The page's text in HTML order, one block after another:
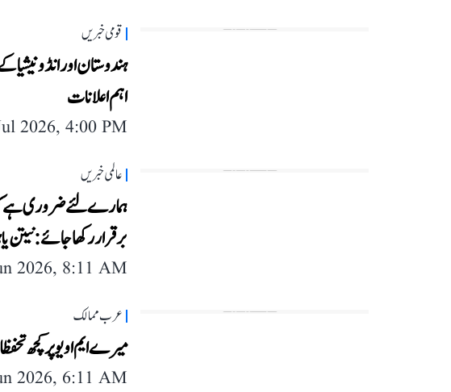
قومی خبریں
اہم اعلانات
2026, 4:00 PM
عالمی خبریں
ہمارے لئے ضروری ہے
برقرار رکھا جائے: نیتن
2026, 8:11 AM
عرب ممالک
میرے ایم او یو پر کچھ
2026, 6:11 AM